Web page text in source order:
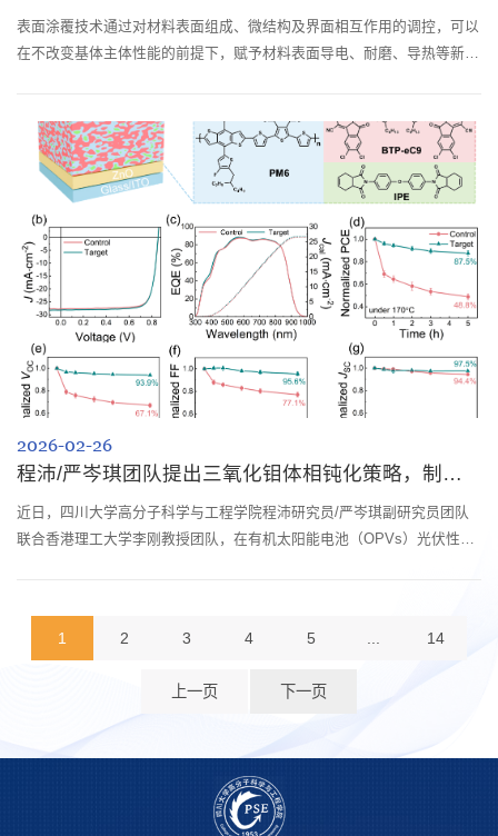
表面涂覆技术通过对材料表面组成、微结构及界面相互作用的调控，可以
在不改变基体主体性能的前提下，赋予材料表面导电、耐磨、导热等新的
前景。尤其在锂离子电池领域，表面功能涂层具有迫切需求。比如在聚合
物基底表面构筑金属导电涂层即制备轻量化复合集流体，已成为提升锂离
子电池能量密...
2026-02-26
程沛/严岑琪团队提出三氧化钼体相钝化策略，制备兼具高效率与稳定性的有机太阳能电池
近日，四川大学高分子科学与工程学院程沛研究员/严岑琪副研究员团队
联合香港理工大学李刚教授团队，在有机太阳能电池（OPVs）光伏性能
Significantly Enhanced Stability under Extreme Conditions”为题发表于
Advanced Materials(DOI: 10.1002/adma.202522299)。四川大学高分子
1 2 3 4 5 ... 14
上一页 下一页